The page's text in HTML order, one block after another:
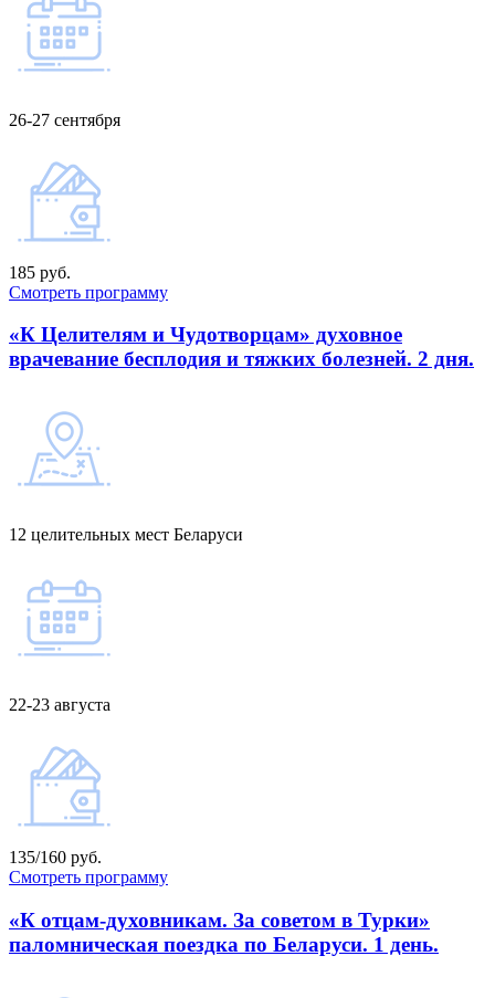
26-27 сентября
185 руб.
Смотреть программу
«К Целителям и Чудотворцам» духовное
врачевание бесплодия и тяжких болезней. 2 дня.
12 целительных мест Беларуси
22-23 августа
135/160 руб.
Смотреть программу
«К отцам-духовникам. За советом в Турки»
паломническая поездка по Беларуси. 1 день.